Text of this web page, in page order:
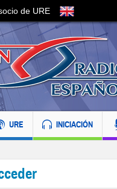
de URE
URE INICIACIÓN